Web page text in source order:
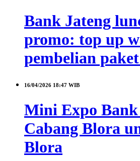
Bank Jateng
promo: top up
pembelian
16/04/2026 18:47 WIB
Mini Expo Bank
Cabang Blora
Blora